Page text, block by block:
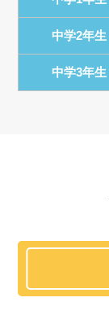
中学2年生
中学3年生